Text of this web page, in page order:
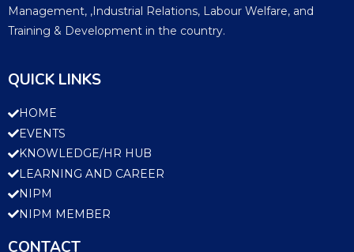
Management, ,Industrial Relations, Labour Welfare, and
Training & Development in the country.
QUICK LINKS
HOME
EVENTS
KNOWLEDGE/HR HUB
LEARNING AND CAREER
NIPM
NIPM MEMBER
CONTACT